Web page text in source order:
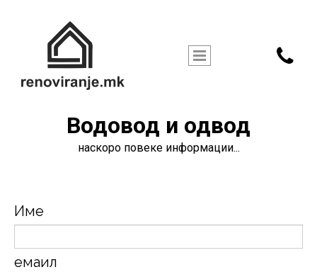

Водовод и одвод
наскоро повеке информации...
Име
емаил